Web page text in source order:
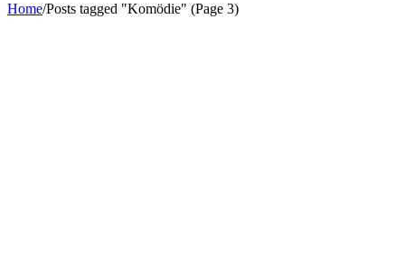
Home/Posts tagged "Komödie" (Page 3)